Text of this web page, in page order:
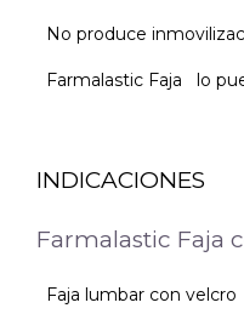
No produce
Farmalastic Faja lo
INDICACIONES
Farmalastic Faja
Faja lumbar con